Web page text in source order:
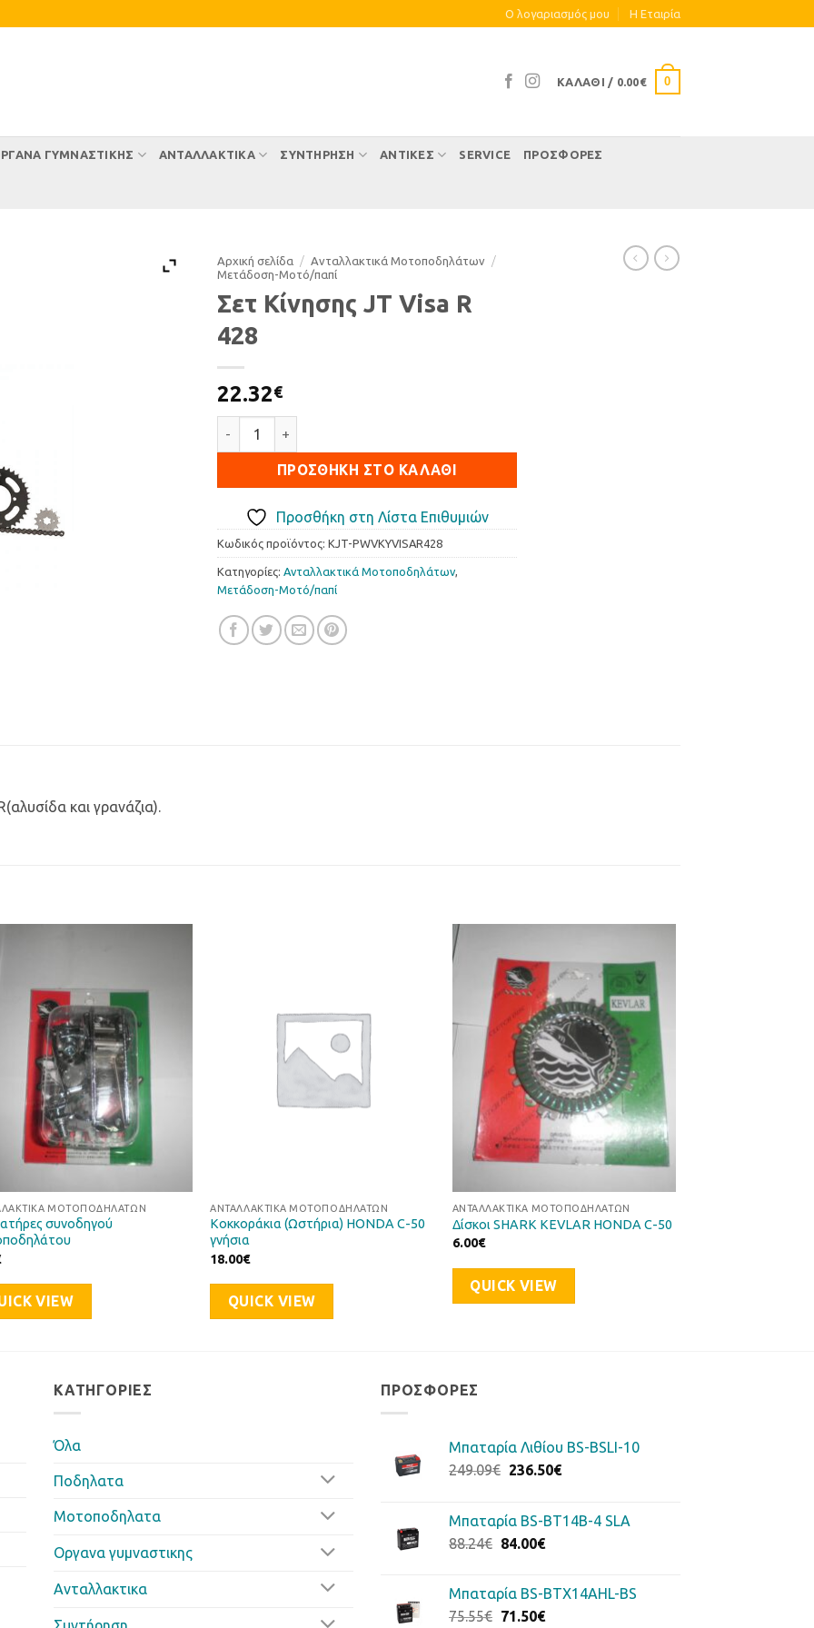
Ο λογαριασμός μου Η Eταιρία
ΚΑΛΆΘΙ / 0.00€ 0
ΓΥΜΝΑΣΤΙΚΗΣ ΑΝΤΑΛΛΑΚΤΙΚΑ ΣΥΝΤΉΡΗΣΗ ΑΝΤΊΚΕΣ SERVICE ΠΡΟΣΦΟΡΕΣ
Αρχική σελίδα / Ανταλλακτικά Μοτοποδηλάτων
/
Μετάδοση-Μοτό/παπί
Σετ Κίνησης JT Visa R
428
22.32€
ΠΡΟΣΘΉΚΗ ΣΤΟ ΚΑΛΆΘΙ
Προσθήκη στη Λίστα Επιθυμιών
Κωδικός προϊόντος: KJT-PWVKYVISAR428
Κατηγορίες: Ανταλλακτικά Μοτοποδηλάτων,
Μετάδοση-Μοτό/παπί
και γρανάζια).
ΜΟΤΟΠΟΔΗΛΆΤΩΝ
συνοδηγού
VIEW
ΑΝΤΑΛΛΑΚΤΙΚΆ ΜΟΤΟΠΟΔΗΛΆΤΩΝ
Κοκκοράκια (Ωστήρια) HONDA C-50
γνήσια
18.00€
QUICK VIEW
Προσθήκη
στη Λίστα
Επιθυμιών
ΑΝΤΑΛΛΑΚΤΙΚΆ ΜΟΤΟΠΟΔΗΛΆΤΩΝ
Δίσκοι SHARK KEVLAR HONDA C-50
6.00€
QUICK VIEW
ΚΑΤΗΓΟΡΊΕΣ
Όλα
Ποδηλατα
Μοτοποδηλατα
Οργανα γυμναστικης
Ανταλλακτικα
ΠΡΟΣΦΟΡΈΣ
Μπαταρία Λιθίου BS-BSLI-10
249.09€ Original
249.09€.
236.50€Η
είναι:
Μπαταρία BS-BT14B-4 SLA
88.24€ Original
88.24€.
84.00€Η
είναι:
84.00€.
Μπαταρία BS-BTX14AHL-BS
75.55€ Original
71.50€Η